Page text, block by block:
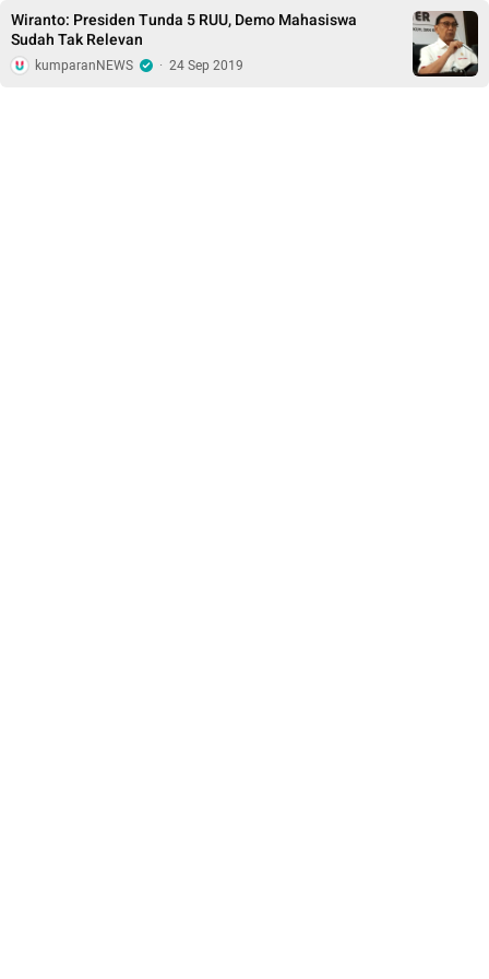
Wiranto: Presiden Tunda 5 RUU, Demo Mahasiswa
Sudah Tak Relevan
kumparanNEWS · 24 Sep 2019